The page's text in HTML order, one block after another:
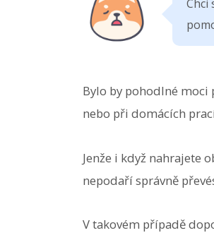
Chci
Bylo by pohodlné moci
nebo při domácích
Jenže i když nahrajete
nepodaří správně
V takovém případě